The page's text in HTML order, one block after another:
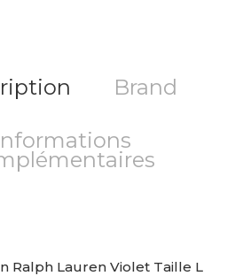
Brand
Ralph Lauren Violet Taille L